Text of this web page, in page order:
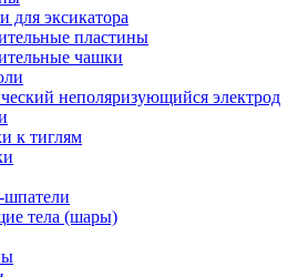
для эксикатора
пластины
чашки
неполяризующийся электрод
к тиглям
тела (шары)